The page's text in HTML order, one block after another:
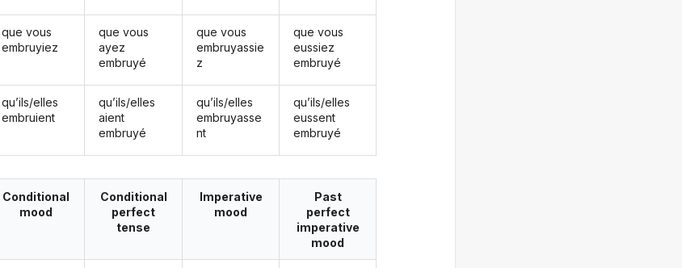
que vous
embruyiez
qu’ils/elles
embruient
que vous
ayez
embruyé
qu’ils/elles
aient
embruyé
que vous
embruyassie
z
qu’ils/elles
embruyasse
nt
que vous
eussiez
embruyé
qu’ils/elles
eussent
embruyé
Conditional
mood
Conditional
perfect
tense
Imperative
mood
Past
perfect
imperative
mood